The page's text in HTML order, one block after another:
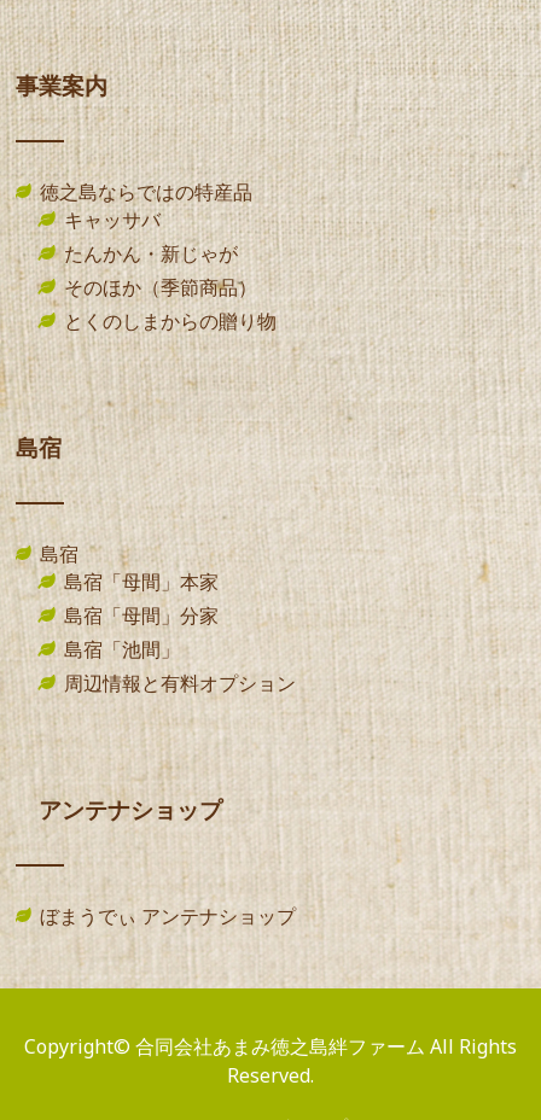
事業案内
徳之島ならではの特産品
キャッサバ
たんかん・新じゃが
そのほか（季節商品）
とくのしまからの贈り物
島宿
島宿
島宿「母間」本家
島宿「母間」分家
島宿「池間」
周辺情報と有料オプション
アンテナショップ
ぼまうでぃ アンテナショップ
Copyright© 合同会社あまみ徳之島絆ファーム All Rights
Reserved.